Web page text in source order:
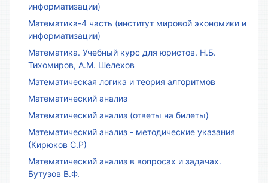
информатизации)
Математика-4 часть (институт мировой экономики и
информатизации)
Математика. Учебный курс для юристов. Н.Б.
Тихомиров, А.М. Шелехов
Математическая логика и теория алгоритмов
Математический анализ
Математический анализ (ответы на билеты)
Математический анализ - методические указания
(Кирюков С.Р)
Математический анализ в вопросах и задачах.
Бутузов В.Ф.